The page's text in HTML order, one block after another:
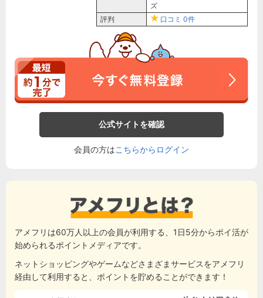
ズ
評判
口コミ 0件
公式サイトを確認
会員の方はこちらからログイン
アメフリは60万人以上の会員が利用する、1日5分からポイ活が
始められるポイントメディアです。
ネットショッピングやゲームなどさまざまサービスをアメフリ
経由して利用すると、ポイントを貯めることができます！